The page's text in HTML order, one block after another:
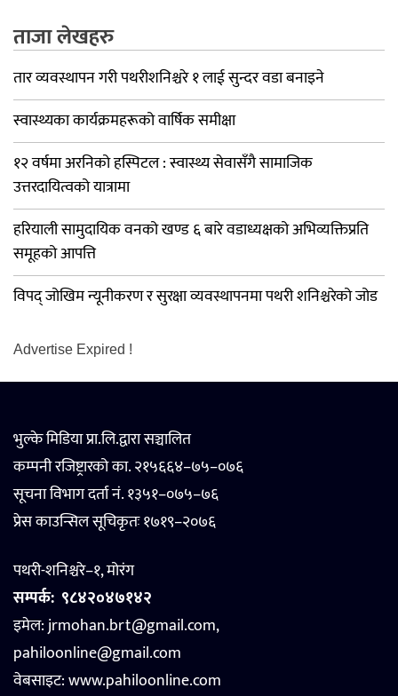
ताजा लेखहरु
तार व्यवस्थापन गरी पथरीशनिश्चरे १ लाई सुन्दर वडा बनाइने
स्वास्थ्यका कार्यक्रमहरूको वार्षिक समीक्षा
१२ वर्षमा अरनिको हस्पिटल : स्वास्थ्य सेवासँगै सामाजिक
उत्तरदायित्वको यात्रामा
हरियाली सामुदायिक वनको खण्ड ६ बारे वडाध्यक्षको अभिव्यक्तिप्रति
समूहको आपत्ति
विपद् जोखिम न्यूनीकरण र सुरक्षा व्यवस्थापनमा पथरी शनिश्चरेको जोड
Advertise Expired !
भुल्के मिडिया प्रा.लि.द्वारा सञ्चालित
कम्पनी रजिष्ट्रारको का. २१५६६४–७५–०७६
सूचना विभाग दर्ता नं. १३५१–०७५–७६
प्रेस काउन्सिल सूचिकृतः १७१९–२०७६
पथरी-शनिश्चरे–१, मोरंग
सम्पर्क: ९८४२०४७१४२
इमेल: jrmohan.brt@gmail.com,
pahiloonline@gmail.com
वेबसाइट:www.pahiloonline.com